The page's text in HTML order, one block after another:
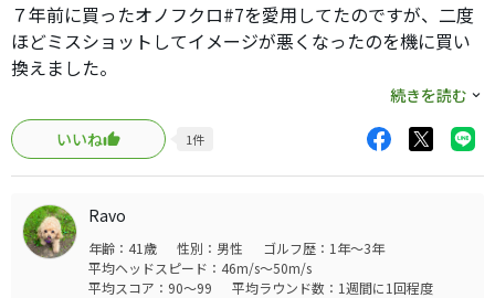
７年前に買ったオノフクロ#7を愛用してたのですが、二度
ほどミスショットしてイメージが悪くなったのを機に買い
換えました。
７年経つと凄く進化していますね。まずバラツキがかなり
小さくなりました。大体グリーン周りまで行きます。あと
トップに強いというか、薄く当たっても球が上がってきち
んと距離が出ます、宣伝文句通りで凄いです。ミスが出な
いのでフェアウェイウッドはこの#７しか使う気がしませ
ん。
ホーゼル調整でロフト立てられるようになったら#5も購入
しようと思ってます（次モデル待ち）。
続きを読む
いいね
1件
Ravo
年齢：41歳 性別：男性
ゴルフ歴：1年～3年
平均ヘッドスピード：46m/s～50m/s
平均スコア：90～99
平均ラウンド数：1週間に1回程度